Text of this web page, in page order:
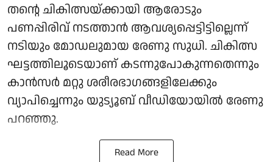
തന്റെ ചികിത്സയ്ക്കായി ആരോടും
പണപ്പിരിവ് നടത്താൻ ആവശ്യപ്പെട്ടിട്ടില്ലെന്ന്
നടിയും മോഡലുമായ രേണു സുധി. ചികിത്സ
ഘട്ടത്തിലൂടെയാണ് കടന്നുപോകുന്നതെന്നും
കാൻസർ മറ്റു ശരീരഭാഗങ്ങളിലേക്കും
വ്യാപിച്ചെന്നും യുട്യൂബ് വീഡിയോയിൽ രേണു
പറഞ്ഞു.
Read More